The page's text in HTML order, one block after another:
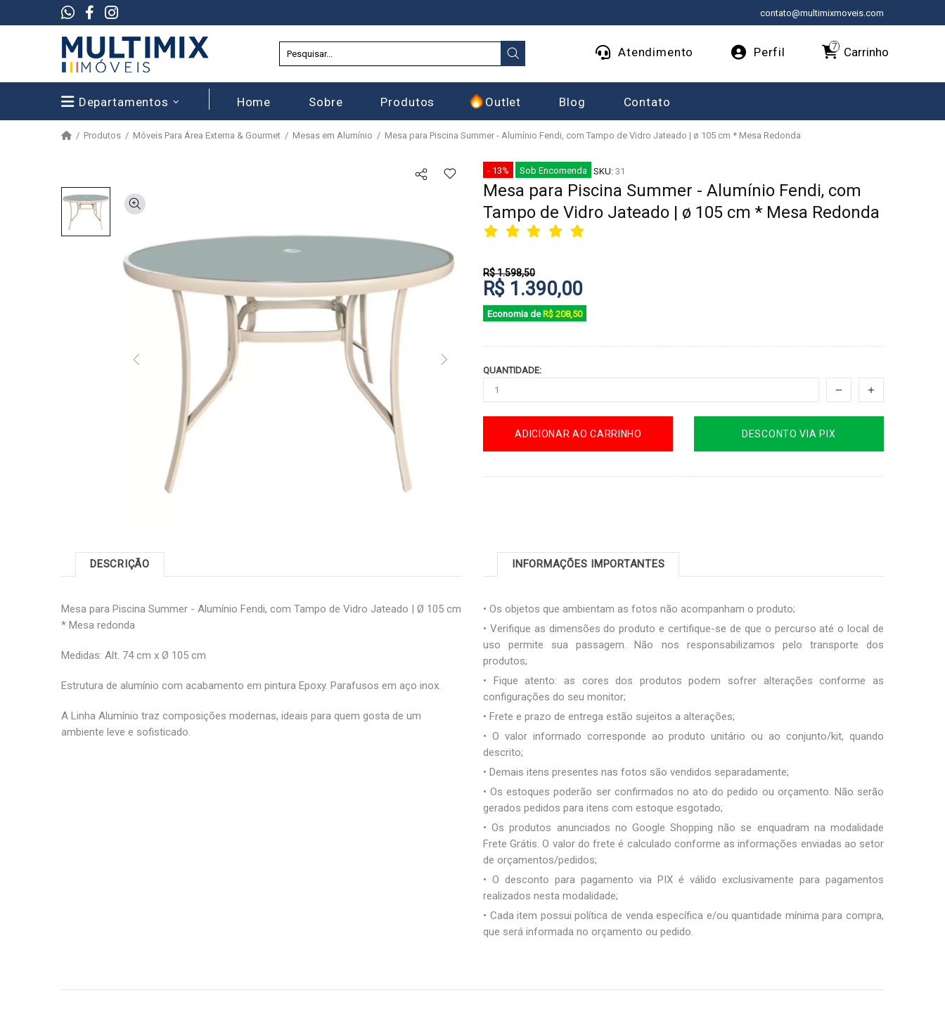
contato@multimixmoveis.com
Atendimento Perfil Carrinho
7
Departamentos Home Sobre Produtos Outlet Blog Contato
Produtos Móveis Para Área Externa & Gourmet Mesas em Alumínio Mesa para Piscina Summer - Alumínio Fendi, com Tampo de Vidro Jateado | ø 105 cm * Mesa Redonda
- 13% Sob Encomenda SKU: 31
Mesa para Piscina Summer - Alumínio Fendi, com
Tampo de Vidro Jateado | ø 105 cm * Mesa Redonda
R$ 1.598,50
R$ 1.390,00
Economia de R$ 208,50
QUANTIDADE:
ADICIONAR AO CARRINHO DESCONTO VIA PIX
DESCRIÇÃO
Mesa para Piscina Summer - Alumínio Fendi, com Tampo de Vidro Jateado | Ø 105 cm
* Mesa redonda
Medidas: Alt. 74 cm x Ø 105 cm
Estrutura de alumínio com acabamento em pintura Epoxy. Parafusos em aço inox.
A Linha Alumínio traz composições modernas, ideais para quem gosta de um
ambiente leve e sofisticado.
INFORMAÇÕES IMPORTANTES
• Os objetos que ambientam as fotos não acompanham o produto;
• Verifique as dimensões do produto e certifique-se de que o percurso até o local de
uso permite sua passagem. Não nos responsabilizamos pelo transporte dos
produtos;
• Fique atento: as cores dos produtos podem sofrer alterações conforme as
configurações do seu monitor;
• Frete e prazo de entrega estão sujeitos a alterações;
• O valor informado corresponde ao produto unitário ou ao conjunto/kit, quando
descrito;
• Demais itens presentes nas fotos são vendidos separadamente;
• Os estoques poderão ser confirmados no ato do pedido ou orçamento. Não serão
gerados pedidos para itens com estoque esgotado;
• Os produtos anunciados no Google Shopping não se enquadram na modalidade
Frete Grátis. O valor do frete é calculado conforme as informações enviadas ao setor
de orçamentos/pedidos;
• O desconto para pagamento via PIX é válido exclusivamente para pagamentos
realizados nesta modalidade;
• Cada item possui política de venda específica e/ou quantidade mínima para compra,
que será informada no orçamento ou pedido.